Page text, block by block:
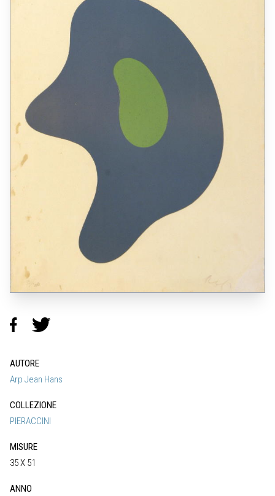
AUTORE
Arp Jean Hans
COLLEZIONE
PIERACCINI
MISURE
35 X 51
ANNO